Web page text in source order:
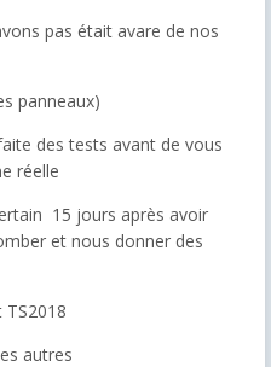
pas était avare de nos
panneaux)
des tests avant de vous
réelle
15 jours après avoir
et nous donner des
TS2018
autres